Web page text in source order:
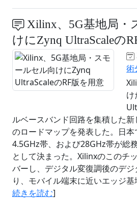
Xilinx、5G基地局・
けにZynq UltraScaleの
術
け
ルベースバンド回路を集積した
のロードマップを発表した。日本
4.5GHz帯、および28GHz帯が総
として決まった。Xilinxのこのチ
バーし、デジタル変復調後のデ
り、モバイル端末に近いエッジ
続きを読む]